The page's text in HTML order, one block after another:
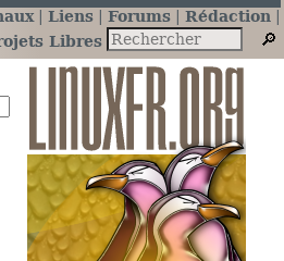
Liens Forums
Rédaction
Libres